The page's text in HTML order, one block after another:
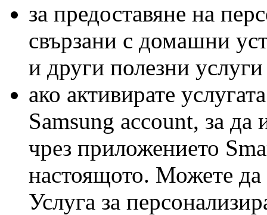
за предоставяне на
свързани с домашни
и други полезни
ако активирате
Samsung account, за да
чрез приложението
настоящото. Можете да
Услуга за